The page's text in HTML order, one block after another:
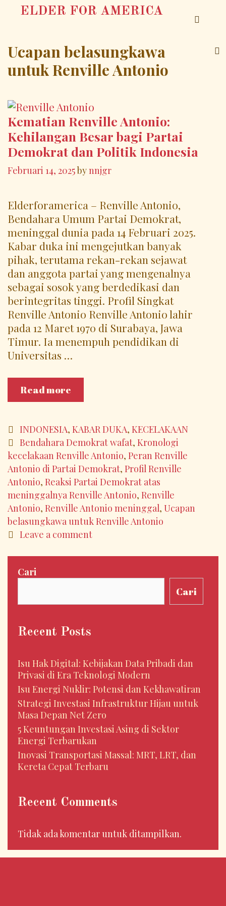
ELDER FOR AMERICA
Ucapan belasungkawa
untuk Renville Antonio
Kematian Renville Antonio:
Kehilangan Besar bagi Partai
Demokrat dan Politik Indonesia
Februari 14, 2025bynnjgr
Elderforamerica – Renville Antonio,
Bendahara Umum Partai Demokrat,
meninggal dunia pada 14 Februari 2025.
Kabar duka ini mengejutkan banyak
pihak, terutama rekan-rekan sejawat
dan anggota partai yang mengenalnya
sebagai sosok yang berdedikasi dan
berintegritas tinggi. Profil Singkat
Renville Antonio Renville Antonio lahir
pada 12 Maret 1970 di Surabaya, Jawa
Timur. Ia menempuh pendidikan di
Universitas …
Read more
Renville
Kehilangan
Besar
bagi
Partai
Demokrat
dan
Politik
Indonesia
Categories
INDONESIA, KABAR DUKA, KECELAKAAN
Tags
Bendahara Demokrat wafat, Kronologi
kecelakaan Renville Antonio, Peran Renville
Antonio di Partai Demokrat, Profil Renville
Antonio, Reaksi Partai Demokrat atas
meninggalnya Renville Antonio, Renville
Antonio, Renville Antonio meninggal, Ucapan
belasungkawa untuk Renville Antonio
Leave a comment
Cari
Cari
Recent Posts
Isu Hak Digital: Kebijakan Data Pribadi dan
Privasi di Era Teknologi Modern
Isu Energi Nuklir: Potensi dan Kekhawatiran
Strategi Investasi Infrastruktur Hijau untuk
Masa Depan Net Zero
5 Keuntungan Investasi Asing di Sektor
Energi Terbarukan
Inovasi Transportasi Massal: MRT, LRT, dan
Kereta Cepat Terbaru
Recent Comments
Tidak ada komentar untuk ditampilkan.